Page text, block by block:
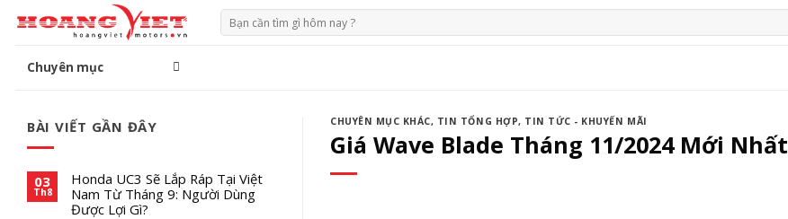
đến
Tìm
kiếm:
Chuyên mục
BÀI VIẾT GẦN ĐÂY
03
Th8
Honda UC3 Sẽ Lắp Ráp Tại Việt
Nam Từ Tháng 9: Người Dùng
Được Lợi Gì?
CHUYÊN MỤC KHÁC, TIN TỔNG HỢP, TIN TỨC - KHUYẾN MÃI
Giá Wave Blade Tháng 11/2024 Mới